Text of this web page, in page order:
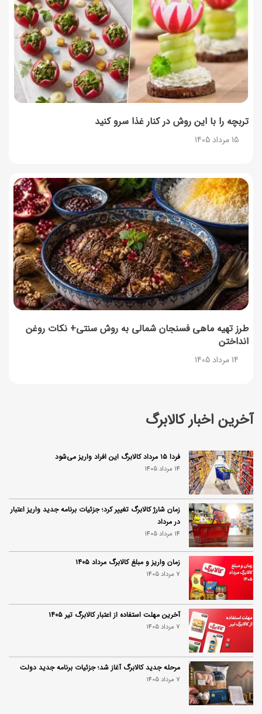
آخرین اخبار کالابرگ
فردا ۱۵ مرداد کالابرگ این افراد واریز می‌شود
14 مرداد 1405
زمان شارژ کالابرگ تغییر کرد؛ جزئیات برنامه جدید واریز اعتبار
در مرداد
14 مرداد 1405
زمان واریز و مبلغ کالابرگ مرداد ۱۴۰۵
7 مرداد 1405
آخرین مهلت استفاده از اعتبار کالابرگ تیر ۱۴۰۵
7 مرداد 1405
مرحله جدید کالابرگ آغاز شد؛ جزئیات برنامه جدید دولت
7 مرداد 1405
تربچه را با این روش در کنار غذا سرو کنید
15 مرداد 1405
طرز تهیه ماهی فسنجان شمالی به روش سنتی+ نکات روغن
انداختن
14 مرداد 1405